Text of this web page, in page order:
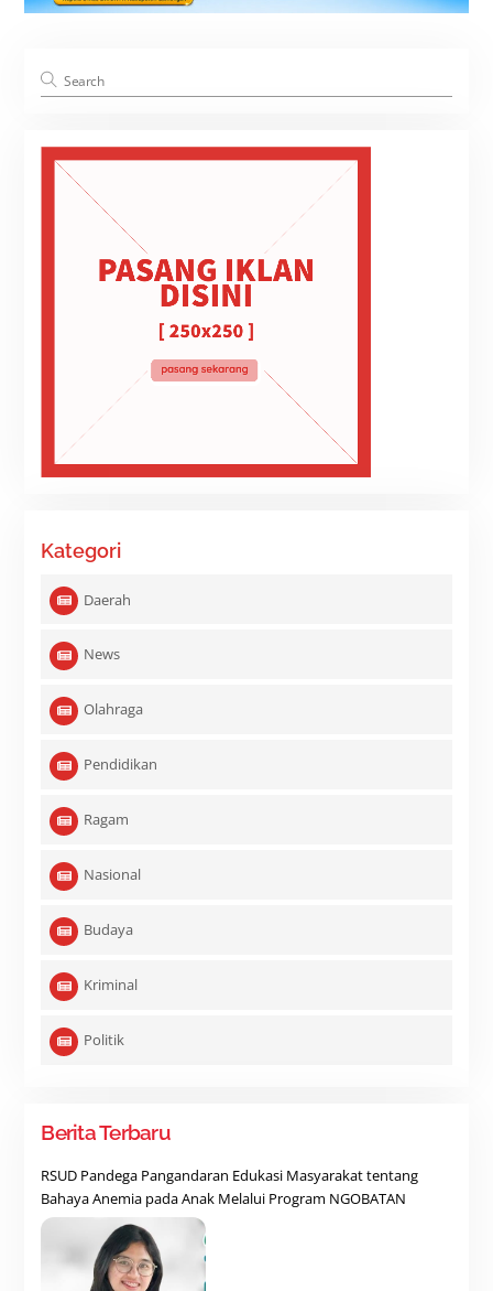
Kategori
Daerah
News
Olahraga
Pendidikan
Ragam
Nasional
Budaya
Kriminal
Politik
Berita Terbaru
RSUD Pandega Pangandaran Edukasi Masyarakat tentang
Bahaya Anemia pada Anak Melalui Program NGOBATAN